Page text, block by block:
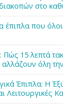
στο
έπιπλα που
Πώς 15 λεπτά
αλλάζουν όλη
Έπιπλα: Η
Λειτουργικές